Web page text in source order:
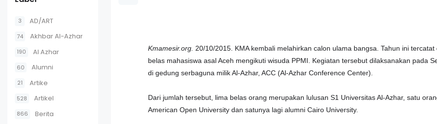
3 AD/ART
74 Akhbar Al-Azhar
190 Al Azhar
60 Alumni
21 Artike
528 Artikel
866 Berita
Kmamesir.org. 20/10/2015. KMA kembali melahirkan calon ulama bangsa. Tahun ini tercatat
belas mahasiswa asal Aceh mengikuti wisuda PPMI. Kegiatan tersebut dilaksanakan pada
di gedung serbaguna milik Al-Azhar, ACC (Al-Azhar Conference Center).
Dari jumlah tersebut, lima belas orang merupakan lulusan S1 Universitas Al-Azhar, satu
American Open University dan satunya lagi alumni Cairo University.